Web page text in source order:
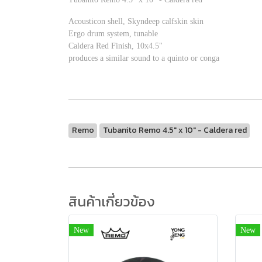
Acousticon shell, Skyndeep calfskin skin
Ergo drum system, tunable
Caldera Red Finish, 10x4.5"
produces a similar sound to a quinto or conga
Remo Tubanito Remo 4.5" x 10" - Caldera red
สินค้าเกี่ยวข้อง
New New